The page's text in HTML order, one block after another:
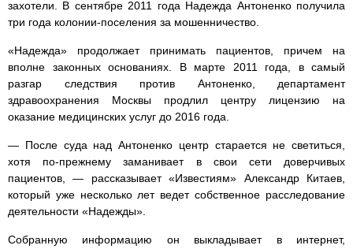
захотели. В сентябре 2011 года Надежда Антоненко получила
три года колонии-поселения за мошенничество.
«Надежда» продолжает принимать пациентов, причем на
вполне законных основаниях. В марте 2011 года, в самый
разгар следствия против Антоненко, департамент
здравоохранения Москвы продлил центру лицензию на
оказание медицинских услуг до 2016 года.
— После суда над Антоненко центр старается не светиться,
хотя по-прежнему заманивает в свои сети доверчивых
пациентов, — рассказывает «Известиям» Александр Китаев,
который уже несколько лет ведет собственное расследование
деятельности «Надежды».
Собранную информацию он выкладывает в интернет,